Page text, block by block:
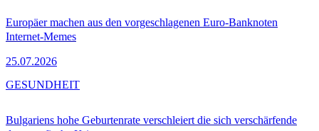
Europäer machen aus den vorgeschlagenen Euro-Banknoten
Internet-Memes
25.07.2026
Bulgariens hohe Geburtenrate verschleiert die sich verschärfende
GESUNDHEIT